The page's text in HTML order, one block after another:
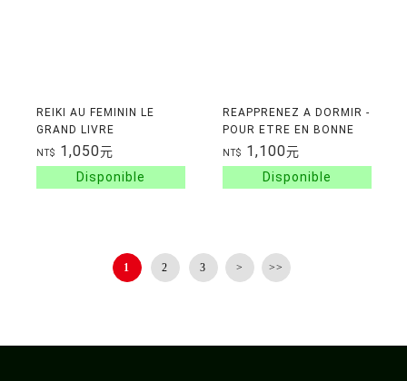
REIKI AU FEMININ LE
GRAND LIVRE
NT$ 1,050元
REAPPRENEZ A DORMIR -
POUR ETRE EN BONNE
SANTE
NT$ 1,100元
1 2 3 > >>